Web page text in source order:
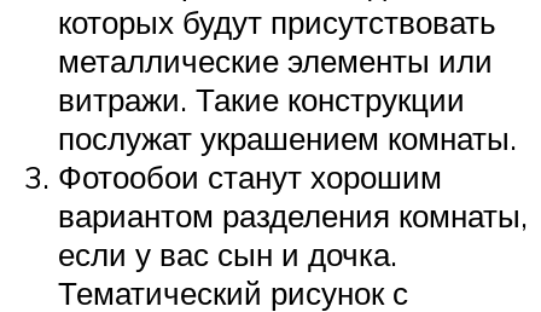
которых будут присутствовать
металлические элементы или
витражи. Такие конструкции
послужат украшением комнаты.
Фотообои станут хорошим
вариантом разделения комнаты,
если у вас сын и дочка.
Тематический рисунок с